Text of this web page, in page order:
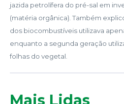
jazida petrolífera do pré-sal em
(matéria orgânica). Também
dos biocombustíveis utilizava
enquanto a segunda geração
folhas do vegetal.
Mais Lidas